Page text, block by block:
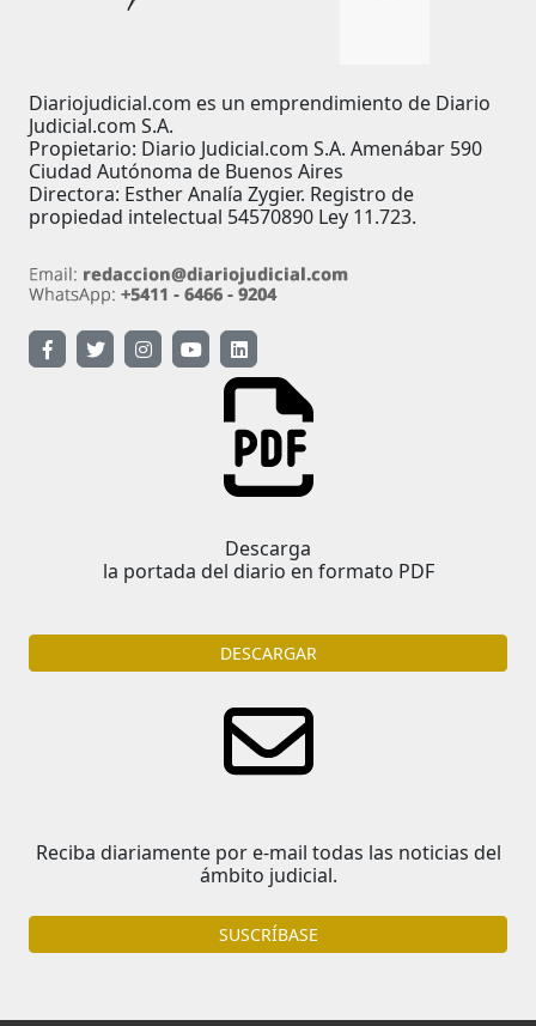
Diariojudicial.com es un emprendimiento de Diario
Judicial.com S.A.
Propietario: Diario Judicial.com S.A. Amenábar 590
Ciudad Autónoma de Buenos Aires
Directora: Esther Analía Zygier. Registro de
propiedad intelectual 54570890 Ley 11.723.
Descarga
la portada del diario en formato PDF
DESCARGAR
Reciba diariamente por e-mail todas las noticias del
ámbito judicial.
SUSCRÍBASE